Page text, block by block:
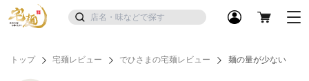
トップ 宅麺レビュー でひさまの宅麺レビュー 麺の量が少ない